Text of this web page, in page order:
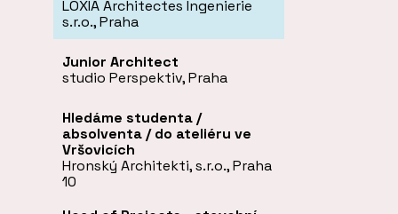
LOXIA Architectes Ingenierie
s.r.o., Praha
Junior Architect
studio Perspektiv, Praha
Hledáme studenta /
absolventa / do ateliéru ve
Vršovicích
Hronský Architekti, s.r.o., Praha
10